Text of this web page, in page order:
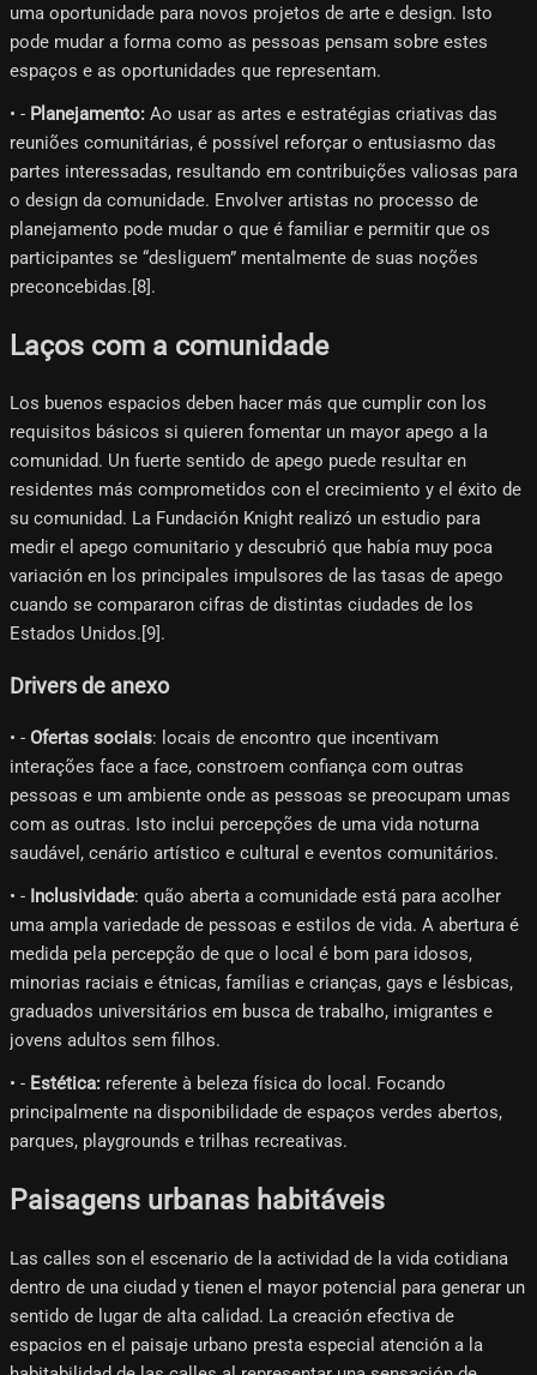
uma oportunidade para novos projetos de arte e design. Isto
pode mudar a forma como as pessoas pensam sobre estes
espaços e as oportunidades que representam.
• - Planejamento: Ao usar as artes e estratégias criativas das
reuniões comunitárias, é possível reforçar o entusiasmo das
partes interessadas, resultando em contribuições valiosas para
o design da comunidade. Envolver artistas no processo de
planejamento pode mudar o que é familiar e permitir que os
participantes se “desliguem” mentalmente de suas noções
preconcebidas.[8]​.
Laços com a comunidade
Los buenos espacios deben hacer más que cumplir con los
requisitos básicos si quieren fomentar un mayor apego a la
comunidad. Un fuerte sentido de apego puede resultar en
residentes más comprometidos con el crecimiento y el éxito de
su comunidad. La Fundación Knight realizó un estudio para
medir el apego comunitario y descubrió que había muy poca
variación en los principales impulsores de las tasas de apego
cuando se compararon cifras de distintas ciudades de los
Estados Unidos.[9]​.
Drivers de anexo
• - Ofertas sociais: locais de encontro que incentivam
interações face a face, constroem confiança com outras
pessoas e um ambiente onde as pessoas se preocupam umas
com as outras. Isto inclui percepções de uma vida noturna
saudável, cenário artístico e cultural e eventos comunitários.
• - Inclusividade: quão aberta a comunidade está para acolher
uma ampla variedade de pessoas e estilos de vida. A abertura é
medida pela percepção de que o local é bom para idosos,
minorias raciais e étnicas, famílias e crianças, gays e lésbicas,
graduados universitários em busca de trabalho, imigrantes e
jovens adultos sem filhos.
• - Estética: referente à beleza física do local. Focando
principalmente na disponibilidade de espaços verdes abertos,
parques, playgrounds e trilhas recreativas.
Paisagens urbanas habitáveis
Las calles son el escenario de la actividad de la vida cotidiana
dentro de una ciudad y tienen el mayor potencial para generar un
sentido de lugar de alta calidad. La creación efectiva de
espacios en el paisaje urbano presta especial atención a la